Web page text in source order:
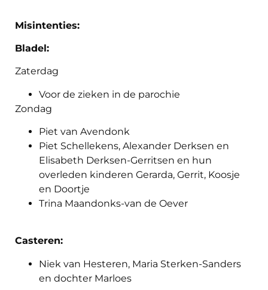
Misintenties:
Bladel:
Zaterdag
Voor de zieken in de parochie
Zondag
Piet van Avendonk
Piet Schellekens, Alexander Derksen en
Elisabeth Derksen-Gerritsen en hun
overleden kinderen Gerarda, Gerrit, Koosje
en Doortje
Trina Maandonks-van de Oever
Casteren:
Niek van Hesteren, Maria Sterken-Sanders
en dochter Marloes